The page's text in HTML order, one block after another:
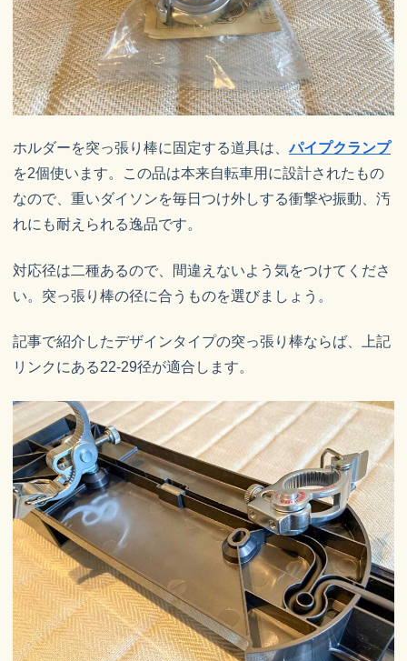
ホルダーを突っ張り棒に固定する道具は、パイプクランプ
を2個使います。この品は本来自転車用に設計されたもの
なので、重いダイソンを毎日つけ外しする衝撃や振動、汚
れにも耐えられる逸品です。
対応径は二種あるので、間違えないよう気をつけてくださ
い。突っ張り棒の径に合うものを選びましょう。
記事で紹介したデザインタイプの突っ張り棒ならば、上記
リンクにある22-29径が適合します。